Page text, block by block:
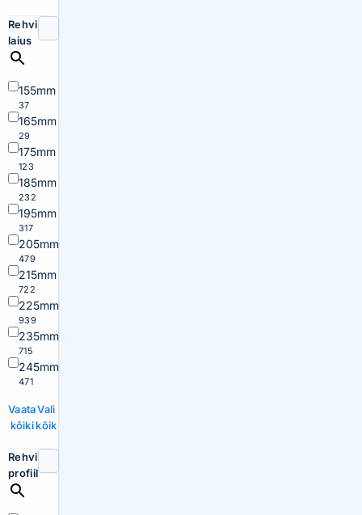
Rehvi
laius
155mm
37
165mm
29
175mm
123
185mm
232
195mm
317
205mm
479
215mm
722
225mm
939
235mm
715
245mm
471
Vaata
kõiki
Vali
kõik
Rehvi
profiil